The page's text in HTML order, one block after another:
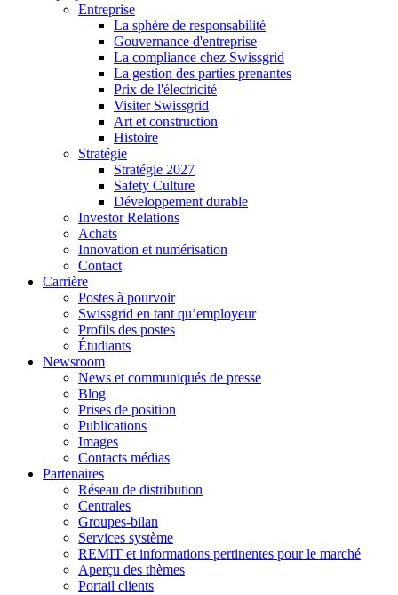
Entreprise
La sphère de responsabilité
Gouvernance d'entreprise
La compliance chez Swissgrid
La gestion des parties prenantes
Prix de l'électricité
Visiter Swissgrid
Art et construction
Histoire
Stratégie
Stratégie 2027
Safety Culture
Développement durable
Investor Relations
Achats
Innovation et numérisation
Contact
Carrière
Postes à pourvoir
Swissgrid en tant qu’employeur
Profils des postes
Étudiants
Newsroom
News et communiqués de presse
Blog
Prises de position
Publications
Images
Contacts médias
Partenaires
Réseau de distribution
Centrales
Groupes-bilan
Services système
REMIT et informations pertinentes pour le marché
Aperçu des thèmes
Portail clients